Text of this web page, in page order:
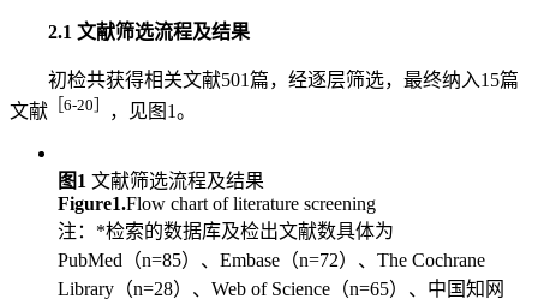
2.1 文献筛选流程及结果
初检共获得相关文献501篇，经逐层筛选，最终纳入15篇
文献 ［6-20］ ，见图1。
图1 文献筛选流程及结果
Figure1.Flow chart of literature screening
注：*检索的数据库及检出文献数具体为
PubMed（n=85）、Embase（n=72）、The Cochrane
Library（n=28）、Web of Science（n=65）、中国知网